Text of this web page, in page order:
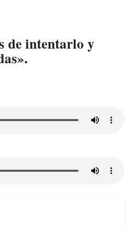
de intentarlo y